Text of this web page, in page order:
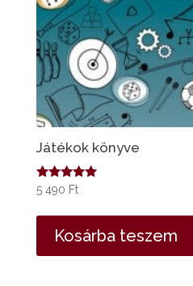
Játékok könyve
Értékelés:
5.00
5 490 Ft
Kosárba teszem